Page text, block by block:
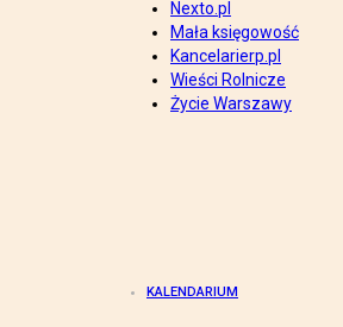
Nexto.pl
Mała księgowość
Kancelarierp.pl
Wieści Rolnicze
Życie Warszawy
KALENDARIUM